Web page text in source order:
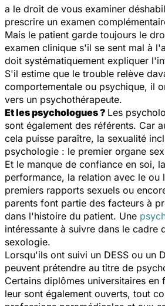
a le droit de vous examiner
prescrire un examen
Mais le patient garde toujours le
examen clinique s'il se sent mal à
doit systématiquement expliquer
S'il estime que le trouble relève
comportementale ou psychique, il
vers un psychothérapeute.
Et les psychologues ? Les
sont également des référents. Car
cela puisse paraître, la sexualité
psychologie : le premier organe
Et le manque de confiance en soi,
performance, la relation avec le ou
premiers rapports sexuels ou
parents font partie des facteurs à
dans l'histoire du patient. Une
intéressante à suivre dans le cadre
sexologie.
Lorsqu'ils ont suivi un DESS ou un
peuvent prétendre au titre de
Certains diplômes universitaires en
leur sont également ouverts, tout